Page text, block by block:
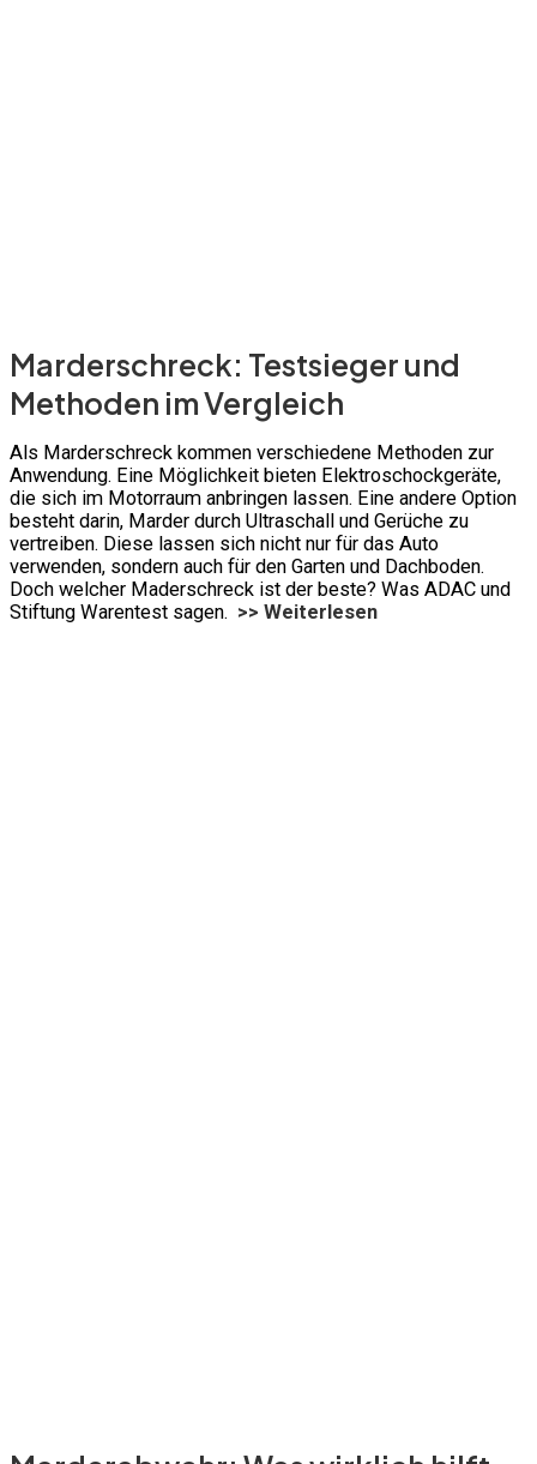
Marderschreck: Testsieger und
Methoden im Vergleich
Als Marderschreck kommen verschiedene Methoden zur
Anwendung. Eine Möglichkeit bieten Elektroschockgeräte,
die sich im Motorraum anbringen lassen. Eine andere Option
besteht darin, Marder durch Ultraschall und Gerüche zu
vertreiben. Diese lassen sich nicht nur für das Auto
verwenden, sondern auch für den Garten und Dachboden.
Doch welcher Maderschreck ist der beste? Was ADAC und
Stiftung Warentest sagen. >> Weiterlesen